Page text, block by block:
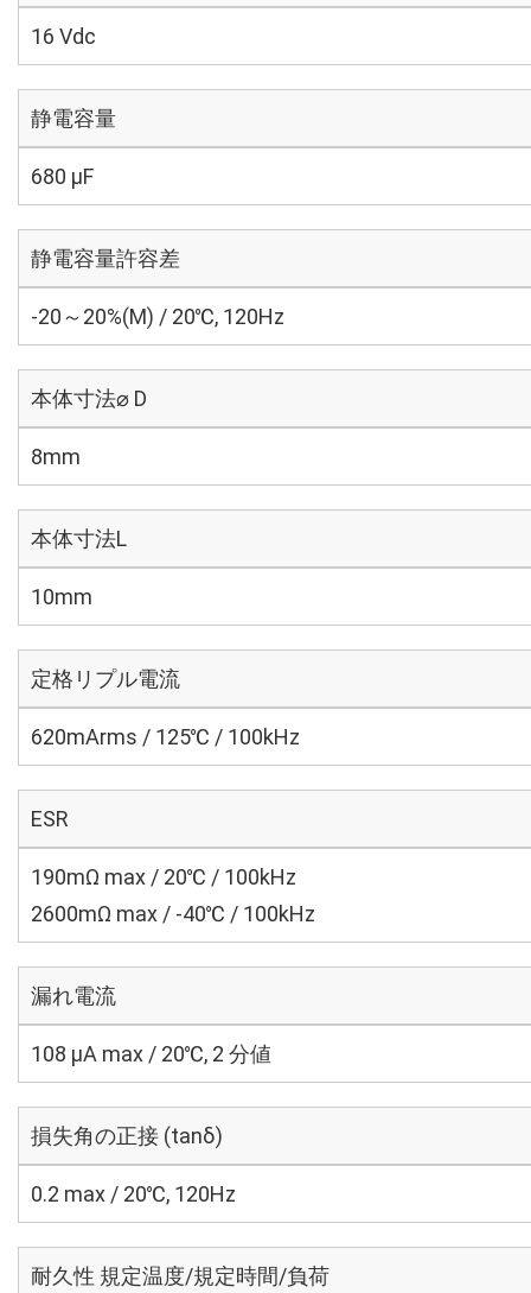
16 Vdc
静電容量
680 µF
静電容量許容差
-20～20%(M) / 20℃, 120Hz
本体寸法⌀ D
8mm
本体寸法L
10mm
定格リプル電流
620mArms / 125℃ / 100kHz
ESR
190mΩ max / 20℃ / 100kHz
2600mΩ max / -40℃ / 100kHz
漏れ電流
108 μA max / 20℃, 2 分値
損失角の正接 (tanδ)
0.2 max / 20℃, 120Hz
耐久性 規定温度/規定時間/負荷